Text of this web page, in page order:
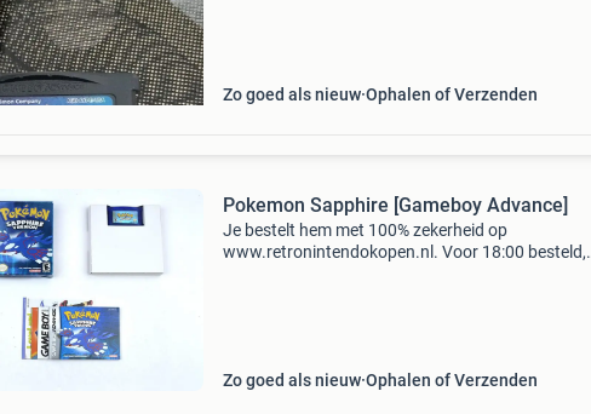
Zo goed als nieuw Ophalen of Verzenden
Pokemon Sapphire [Gameboy Advance]
Je bestelt hem met 100% zekerheid op
www.retronintendokopen.nl. Voor 18:00 besteld,
Zo goed als nieuw Ophalen of Verzenden